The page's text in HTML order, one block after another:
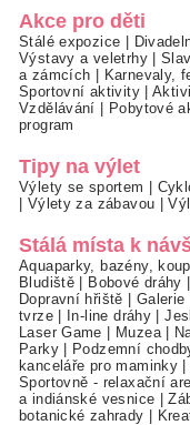
Akce pro děti
Stálé expozice
Výstavy a veletrhy|
a zámcích
Karnevaly,
Sportovní aktivity|
Vzdělávání
Pobytové
program
Tipy na výlet
Výlety se sportem
Výlety za zábavou |
Stálá místa k
Aquaparky, bazény,
Bludiště
Bobové dráhy
Dopravní hřiště
Galerie
tvrze| In-line dráhy |
Laser Game
Muzea|
Parky| Podzemní
kanceláře pro maminky
Sportovně - relaxační
a indiánské vesnice |
botanické zahrady